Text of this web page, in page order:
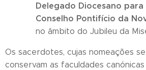
Delegado Diocesano
Conselho Pontifício da
no âmbito do Jubileu da
Os sacerdotes, cujas nomeações
conservam as faculdades